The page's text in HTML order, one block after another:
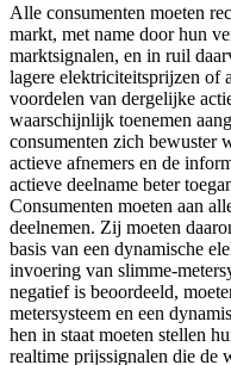
Alle consumenten moeten
markt, met name door hun
marktsignalen, en in ruil
lagere elektriciteitsprijzen of
voordelen van dergelijke
waarschijnlijk toenemen
consumenten zich bewuster
actieve afnemers en de
actieve deelname beter
Consumenten moeten aan
deelnemen. Zij moeten
basis van een dynamische
invoering van slimme-
negatief is beoordeeld,
metersysteem en een
hen in staat moeten stellen
realtime prijssignalen die de